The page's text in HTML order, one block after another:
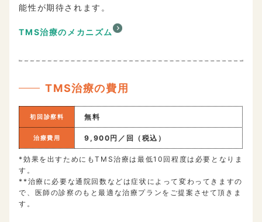
能性が期待されます。
TMS治療のメカニズム
TMS治療の費用
初回診察料 無料
治療費用 9,900円／回（税込）
*効果を出すためにもTMS治療は最低10回程度は必要となりま
す。
**治療に必要な通院回数などは症状によって変わってきますの
で、医師の診察のもと最適な治療プランをご提案させて頂きま
す。